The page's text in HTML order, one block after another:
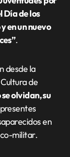
Día de los
en un nuevo
.
desde la
de
olvidan, su
en
militar.